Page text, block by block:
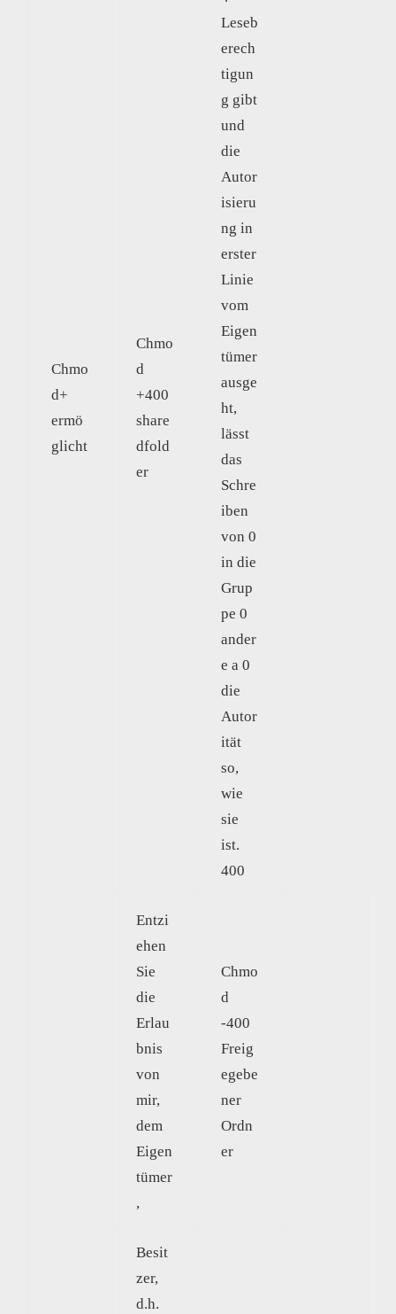
Chmo
d+
ermö
glicht
Chmo
d
+400
share
dfold
er
Leseb
erech
tigun
g gibt
und
die
Autor
isieru
ng in
erster
Linie
vom
Eigen
tümer
ausge
ht,
lässt
das
Schre
iben
von 0
in die
Grup
pe 0
ander
e a 0
die
Autor
ität
so,
wie
sie
ist.
400
Entzi
ehen
Sie
die
Erlau
bnis
von
mir,
dem
Eigen
tümer
,
Chmo
d
-400
Freig
egebe
ner
Ordn
er
Besit
zer,
d.h.